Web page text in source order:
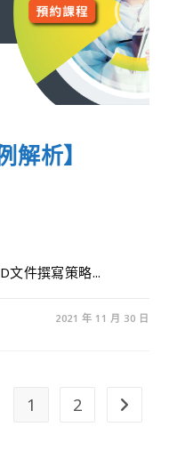
解析】
文件撰寫策略...
2021 年 11 月 30 日
1 2